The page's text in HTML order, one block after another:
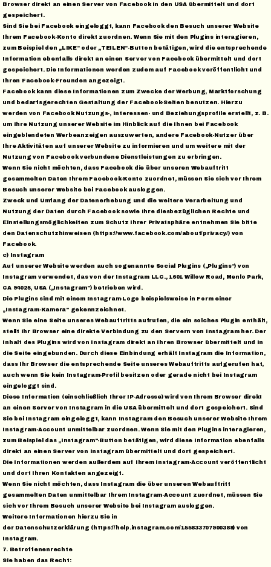
Browser direkt an einen Server von Facebook in den USA übermittelt und dort
gespeichert.
Sind Sie bei Facebook eingeloggt, kann Facebook den Besuch unserer Website
Ihrem Facebook-Konto direkt zuordnen. Wenn Sie mit den Plugins interagieren,
zum Beispiel den „LIKE“ oder „TEILEN“-Button betätigen, wird die entsprechende
Information ebenfalls direkt an einen Server von Facebook übermittelt und dort
gespeichert. Die Informationen werden zudem auf Facebook veröffentlicht und
Ihren Facebook-Freunden angezeigt.
Facebook kann diese Informationen zum Zwecke der Werbung, Marktforschung
und bedarfsgerechten Gestaltung der Facebook-Seiten benutzen. Hierzu
werden von Facebook Nutzungs-, Interessen- und Beziehungsprofile erstellt, z. B.
um Ihre Nutzung unserer Website im Hinblick auf die Ihnen bei Facebook
eingeblendeten Werbeanzeigen auszuwerten, andere Facebook-Nutzer über
Ihre Aktivitäten auf unserer Website zu informieren und um weitere mit der
Nutzung von Facebook verbundene Dienstleistungen zu erbringen.
Wenn Sie nicht möchten, dass Facebook die über unseren Webauftritt
gesammelten Daten Ihrem Facebook-Konto zuordnet, müssen Sie sich vor Ihrem
Besuch unserer Website bei Facebook ausloggen.
Zweck und Umfang der Datenerhebung und die weitere Verarbeitung und
Nutzung der Daten durch Facebook sowie Ihre diesbezüglichen Rechte und
Einstellungsmöglichkeiten zum Schutz Ihrer Privatsphäre entnehmen Sie bitte
den Datenschutzhinweisen (https://www.facebook.com/about/privacy/) von
Facebook.
c) Instagram
Auf unserer Website werden auch sogenannte Social Plugins („Plugins“) von
Instagram verwendet, das von der Instagram LLC., 1601 Willow Road, Menlo Park,
CA 94025, USA („Instagram“) betrieben wird.
Die Plugins sind mit einem Instagram-Logo beispielsweise in Form einer
„Instagram-Kamera“ gekennzeichnet.
Wenn Sie eine Seite unseres Webauftritts aufrufen, die ein solches Plugin enthält,
stellt Ihr Browser eine direkte Verbindung zu den Servern von Instagram her. Der
Inhalt des Plugins wird von Instagram direkt an Ihren Browser übermittelt und in
die Seite eingebunden. Durch diese Einbindung erhält Instagram die Information,
dass Ihr Browser die entsprechende Seite unseres Webauftritts aufgerufen hat,
auch wenn Sie kein Instagram-Profil besitzen oder gerade nicht bei Instagram
eingeloggt sind.
Diese Information (einschließlich Ihrer IP-Adresse) wird von Ihrem Browser direkt
an einen Server von Instagram in die USA übermittelt und dort gespeichert. Sind
Sie bei Instagram eingeloggt, kann Instagram den Besuch unserer Website Ihrem
Instagram-Account unmittelbar zuordnen. Wenn Sie mit den Plugins interagieren,
zum Beispiel das „Instagram“-Button betätigen, wird diese Information ebenfalls
direkt an einen Server von Instagram übermittelt und dort gespeichert.
Die Informationen werden außerdem auf Ihrem Instagram-Account veröffentlicht
und dort Ihren Kontakten angezeigt.
Wenn Sie nicht möchten, dass Instagram die über unseren Webauftritt
gesammelten Daten unmittelbar Ihrem Instagram-Account zuordnet, müssen Sie
sich vor Ihrem Besuch unserer Website bei Instagram ausloggen.
Weitere Informationen hierzu Sie in
der Datenschutzerklärung (https://help.instagram.com/155833707900388) von
Instagram.
7. Betroffenenrechte
Sie haben das Recht: